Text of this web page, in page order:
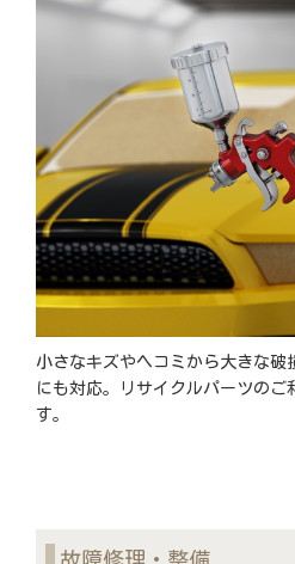
小さなキズやヘコミから大きな破
にも対応。リサイクルパーツのご
す。
故障修理・整備